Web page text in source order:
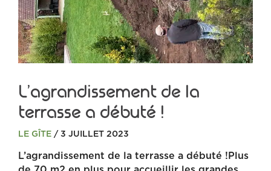
L’agrandissement de la
terrasse a débuté !
LE GÎTE / 3 JUILLET 2023
L’agrandissement de la terrasse a débuté !Plus